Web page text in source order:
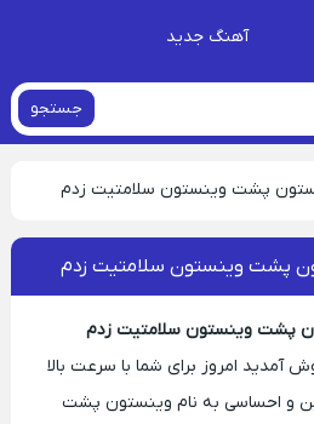
آهنگ جدید
جستجو
پشت وینستون سلامتیت زدم
پشت وینستون سلامتیت زدم
پشت وینستون سلامتیت زدم
امروز برای شما با سرعت بالا
و احساسی به نام وینستون پشت